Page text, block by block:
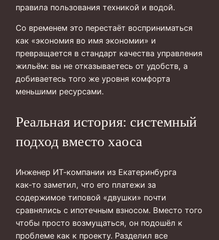
правила пользования техникой и водой.
Со временем это перестаёт восприниматься
как «экономия во имя экономии» и
превращается в стандарт качества управления
жильём: вы не отказываетесь от удобств, а
добиваетесь того же уровня комфорта
меньшими ресурсами.
Реальная история: системный
подход вместо хаоса
Инженер ИТ‑компании из Екатеринбурга
как‑то заметил, что его платежи за
содержимое типовой «двушки» почти
сравнялись с ипотечным взносом. Вместо того
чтобы просто возмущаться, он подошёл к
проблеме как к проекту. Разделил все